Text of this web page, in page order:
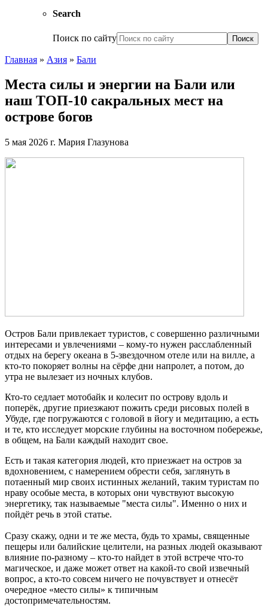
Search
Поиск по сайту
Главная » Азия » Бали
Места силы и энергии на Бали или
наш ТОП-10 сакральных мест на
острове богов
5 мая 2026 г. Мария Глазунова
Остров Бали привлекает туристов, с совершенно различными
интересами и увлечениями – кому-то нужен расслабленный
отдых на берегу океана в 5-звездочном отеле или на вилле, а
кто-то покоряет волны на сёрфе дни напролет, а потом, до
утра не вылезает из ночных клубов.
Кто-то седлает мотобайк и колесит по острову вдоль и
поперёк, другие приезжают пожить среди рисовых полей в
Убуде, где погружаются с головой в йогу и медитацию, а есть
и те, кто исследует морские глубины на восточном побережье,
в общем, на Бали каждый находит свое.
Есть и такая категория людей, кто приезжает на остров за
вдохновением, с намерением обрести себя, заглянуть в
потаенный мир своих истинных желаний, таким туристам по
нраву особые места, в которых они чувствуют высокую
энергетику, так называемые "места силы". Именно о них и
пойдёт речь в этой статье.
Сразу скажу, одни и те же места, будь то храмы, священные
пещеры или балийские целители, на разных людей оказывают
влияние по-разному – кто-то найдет в этой встрече что-то
магическое, и даже может ответ на какой-то свой извечный
вопрос, а кто-то совсем ничего не почувствует и отнесёт
очередное «место силы» к типичным
достопримечательностям.